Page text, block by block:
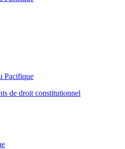
Pacifique
de droit constitutionnel